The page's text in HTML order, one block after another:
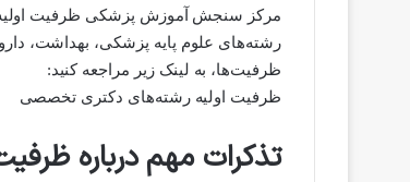
رشته‌های علوم پایه پزشکی، بهداشت،
ظرفیت‌ها، به لینک زیر مراجعه کنید:
ظرفیت اولیه رشته‌های دکتری تخصصی
تذکرات مهم درباره